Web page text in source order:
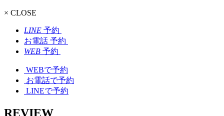
× CLOSE
LINE 予約
お電話 予約
WEB 予約
WEBで予約
お電話で予約
LINEで予約
REVIEW